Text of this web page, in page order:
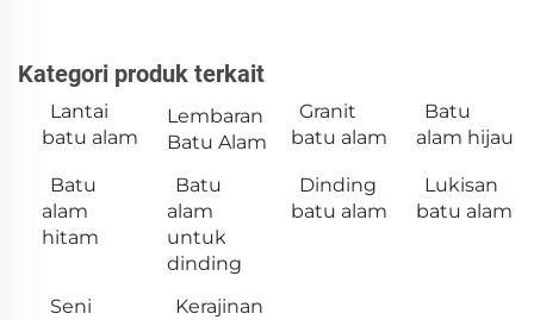
Kategori produk terkait
Lantai
batu alam
Lembaran
Batu Alam
Granit
batu alam
Batu
alam hijau
Batu
alam
hitam
Batu
alam
untuk
dinding
Dinding
batu alam
Lukisan
batu alam
Seni
Kerajinan